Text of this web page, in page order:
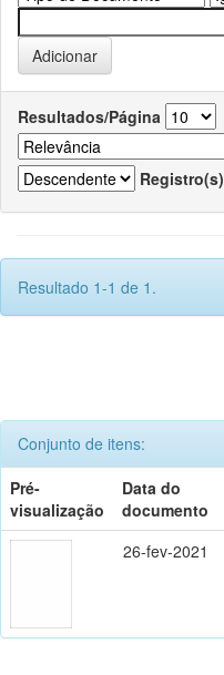
Resultados/Página
Registro(s)
Resultado 1-1 de 1.
Conjunto de itens:
Pré-
visualização
Data do
documento
26-fev-2021